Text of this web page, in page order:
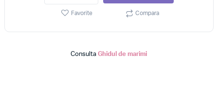
Favorite Compara
ConsultaGhidul de marimi